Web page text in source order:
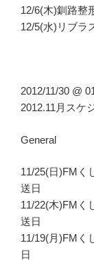
12/6(木)釧路整
12/5(水)リブラ
2012/11/30 @
2012.11月スケ
General
11/25(日)FMく
送日
11/22(木)FMく
送日
11/19(月)FMく
日